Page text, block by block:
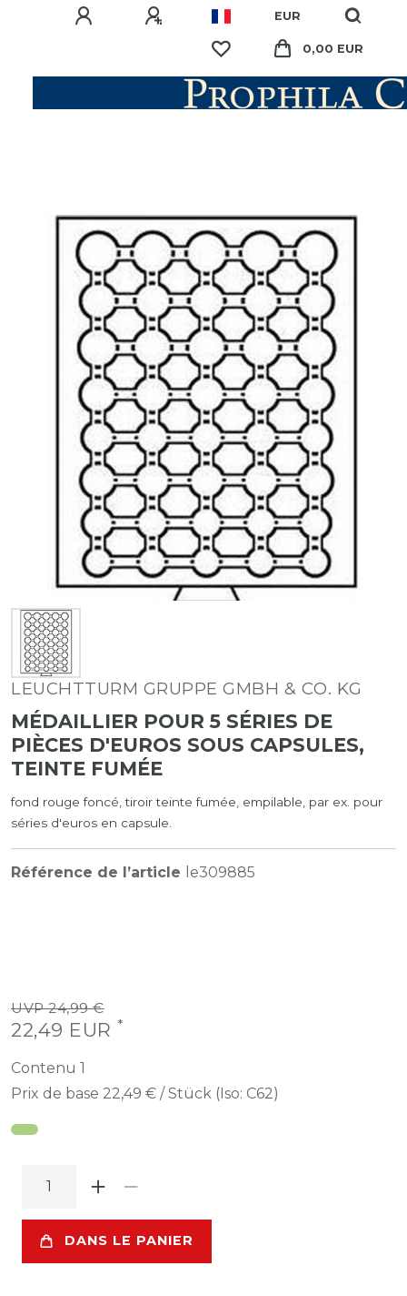
EUR
0,00 EUR
LEUCHTTURM GRUPPE GMBH & CO. KG
MÉDAILLIER POUR 5 SÉRIES DE
PIÈCES D'EUROS SOUS CAPSULES,
TEINTE FUMÉE
fond rouge foncé, tiroir teinte fumée, empilable, par ex. pour
séries d'euros en capsule.
Référence de l’article le309885
UVP 24,99 €
22,49 EUR *
Contenu 1
Prix de base 22,49 € / Stück (Iso: C62)
DANS LE PANIER